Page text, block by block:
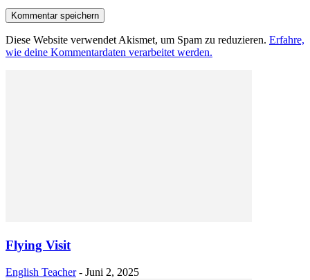
Diese Website verwendet Akismet, um Spam zu reduzieren. Erfahre,
wie deine Kommentardaten verarbeitet werden.
Flying Visit
English Teacher - Juni 2, 2025